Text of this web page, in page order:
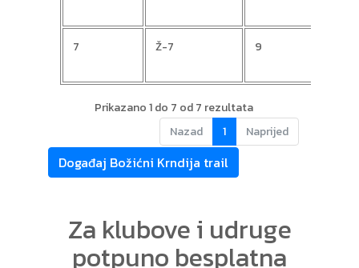
7 Ž-7 9
Prikazano 1 do 7 od 7 rezultata
Nazad
1 Naprijed
Događaj Božićni Krndija trail
Za klubove i udruge
potpuno besplatna